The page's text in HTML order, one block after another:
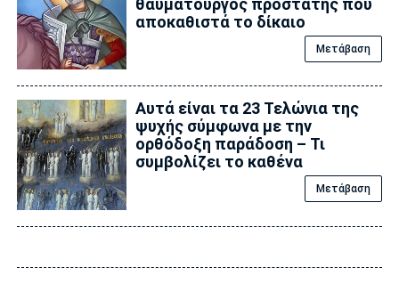
θαυματουργός προστάτης που
αποκαθιστά το δίκαιο
Μετάβαση
Αυτά είναι τα 23 Τελώνια της
ψυχής σύμφωνα με την
ορθόδοξη παράδοση – Τι
συμβολίζει το καθένα
Μετάβαση